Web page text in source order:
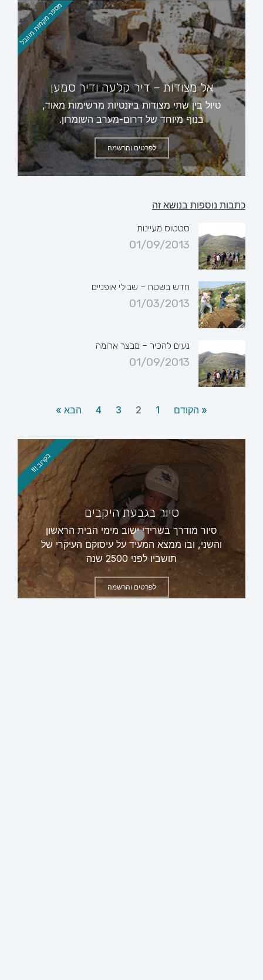
אל מצודות – דיר קלעה ודיר סמען
טיול בין שתי מצודות ביזנטיות מרשימות מאוד,
בנוף מיוחד של דרום-מערב השומרון.
לפרטים והרשמה
מספר מקמות מוגבל
כתבות נוספות בנושא זה
סטטוס מעיינות
01/09/2013
חדש בשטח – שבילי אופניים
01/03/2013
נעים להכיר – מבצר ארומה
01/09/2013
« הקודם 1
2
3
4 הבא »
סיור בגבעת היקבים
סיור מודרך בשרידי ישוב מימי הבית הראשון
והשני, ובו ממצא המעיד על עיסוקם העיקרי של
תושביו לפני 2500 שנה
לפרטים והרשמה
בקרוב !!!